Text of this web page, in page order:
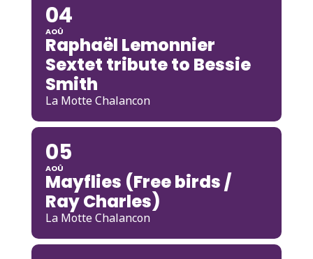
04
AOÛ
Raphaël Lemonnier
Sextet tribute to Bessie
Smith
La Motte Chalancon
05
AOÛ
Mayflies (Free birds /
Ray Charles)
La Motte Chalancon